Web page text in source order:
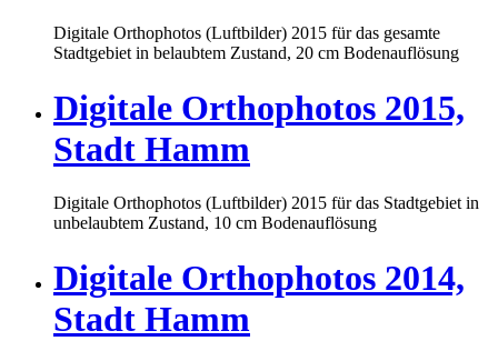
Digitale Orthophotos (Luftbilder) 2015 für das gesamte
Stadtgebiet in belaubtem Zustand, 20 cm Bodenauflösung
Digitale Orthophotos 2015,
Stadt Hamm
Digitale Orthophotos (Luftbilder) 2015 für das Stadtgebiet in
unbelaubtem Zustand, 10 cm Bodenauflösung
Digitale Orthophotos 2014,
Stadt Hamm